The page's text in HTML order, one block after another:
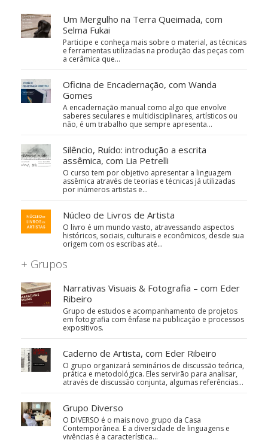
Um Mergulho na Terra Queimada, com
Selma Fukai
Participe e conheça mais sobre o material, as técnicas
e ferramentas utilizadas na produção das peças com
a cerâmica que…
Oficina de Encadernação, com Wanda
Gomes
A encadernação manual como algo que envolve
saberes seculares e multidisciplinares, artísticos ou
não, é um trabalho que sempre apresenta…
Silêncio, Ruído: introdução a escrita
assêmica, com Lia Petrelli
O curso tem por objetivo apresentar a linguagem
assêmica através de teorias e técnicas já utilizadas
por inúmeros artistas e…
Núcleo de Livros de Artista
O livro é um mundo vasto, atravessando aspectos
históricos, sociais, culturais e econômicos, desde sua
origem com os escribas até…
+ Grupos
Narrativas Visuais & Fotografia – com Eder
Ribeiro
Grupo de estudos e acompanhamento de projetos
em fotografia com ênfase na publicação e processos
expositivos.
Caderno de Artista, com Eder Ribeiro
O grupo organizará seminários de discussão teórica,
prática e metodológica. Eles servirão para analisar,
através de discussão conjunta, algumas referências…
Grupo Diverso
O DIVERSO é o mais novo grupo da Casa
Contemporânea. E a diversidade de linguagens e
vivências é a característica…